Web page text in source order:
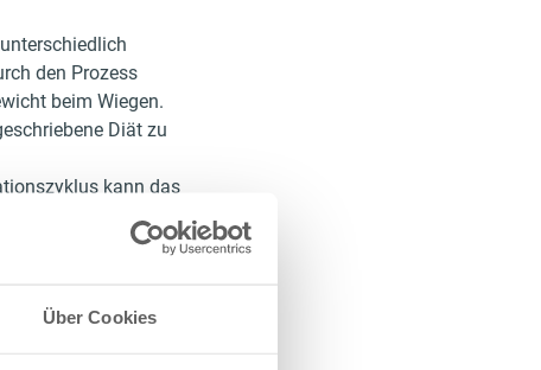
Über Cookies
den Prozess
beim Wiegen.
Diät zu
kann das
und damit nicht die